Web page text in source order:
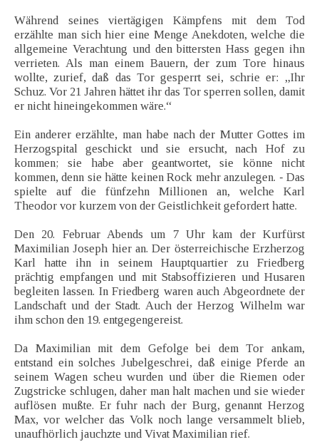
Während seines viertägigen Kämpfens mit dem Tod
erzählte man sich hier eine Menge Anekdoten, welche die
allgemeine Verachtung und den bittersten Hass gegen ihn
verrieten. Als man einem Bauern, der zum Tore hinaus
wollte, zurief, daß das Tor gesperrt sei, schrie er: „Ihr
Schuz. Vor 21 Jahren hättet ihr das Tor sperren sollen, damit
er nicht hineingekommen wäre.“
Ein anderer erzählte, man habe nach der Mutter Gottes im
Herzogspital geschickt und sie ersucht, nach Hof zu
kommen; sie habe aber geantwortet, sie könne nicht
kommen, denn sie hätte keinen Rock mehr anzulegen. - Das
spielte auf die fünfzehn Millionen an, welche Karl
Theodor vor kurzem von der Geistlichkeit gefordert hatte.
Den 20. Februar Abends um 7 Uhr kam der Kurfürst
Maximilian Joseph hier an. Der österreichische Erzherzog
Karl hatte ihn in seinem Hauptquartier zu Friedberg
prächtig empfangen und mit Stabsoffizieren und Husaren
begleiten lassen. In Friedberg waren auch Abgeordnete der
Landschaft und der Stadt. Auch der Herzog Wilhelm war
ihm schon den 19. entgegengereist.
Da Maximilian mit dem Gefolge bei dem Tor ankam,
entstand ein solches Jubelgeschrei, daß einige Pferde an
seinem Wagen scheu wurden und über die Riemen oder
Zugstricke schlugen, daher man halt machen und sie wieder
auflösen mußte. Er fuhr nach der Burg, genannt Herzog
Max, vor welcher das Volk noch lange versammelt blieb,
unaufhörlich jauchzte und Vivat Maximilian rief.